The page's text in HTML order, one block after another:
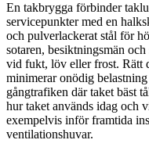
En takbrygga förbinder
servicepunkter med en
och pulverlackerat stål för
sotaren, besiktningsmän
vid fukt, löv eller frost. Rätt
minimerar onödig
gångtrafiken där taket bäst
hur taket används idag och
exempelvis inför framtida
ventilationshuvar.